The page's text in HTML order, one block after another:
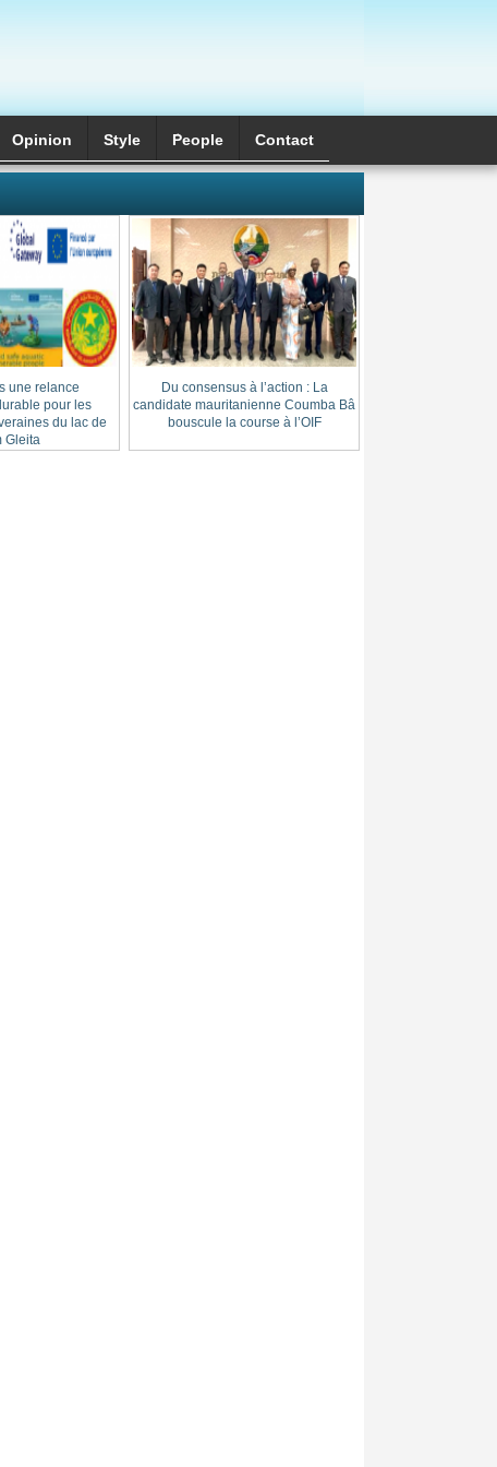
Opinion Style َPeople Contact
Du consensus à l’action : La
candidate mauritanienne Coumba Bâ
bouscule la course à l’OIF
une relance
pour les
du lac de
Gleita